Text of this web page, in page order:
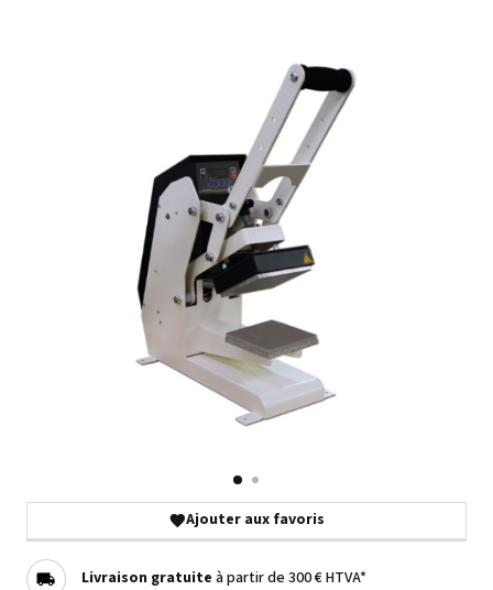
Ajouter aux favoris
Livraison gratuite à partir de 300 € HTVA*